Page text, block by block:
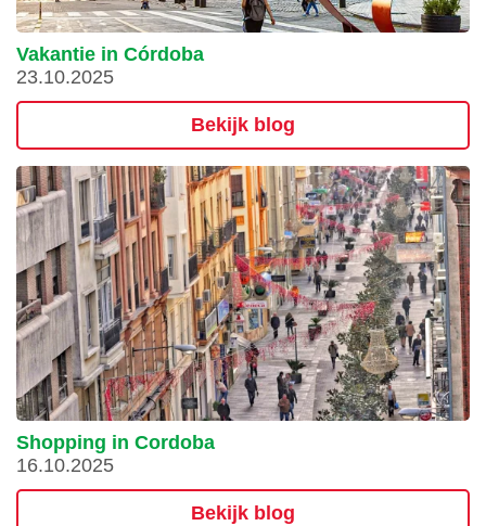
Vakantie in Córdoba
23.10.2025
Bekijk blog
Shopping in Cordoba
16.10.2025
Bekijk blog